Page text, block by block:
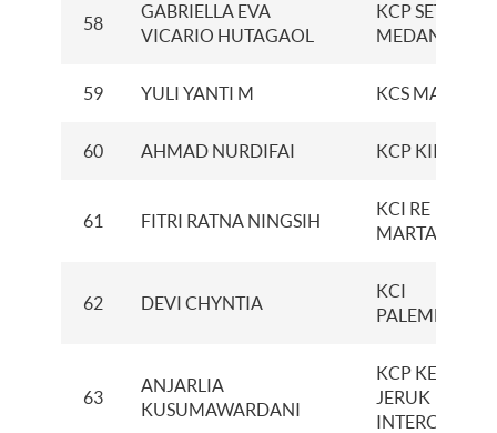
58
GABRIELLA EVA
VICARIO HUTAGAOL
KCP
MEDAN
59 YULI YANTI M KCS
60 AHMAD NURDIFAI KCP KIIC
61 FITRI RATNA NINGSIH
KCI RE
62 DEVI CHYNTIA
KCI
PALEMBANG
63
ANJARLIA
KUSUMAWARDANI
KCP KEBON
JERUK
INTERCON